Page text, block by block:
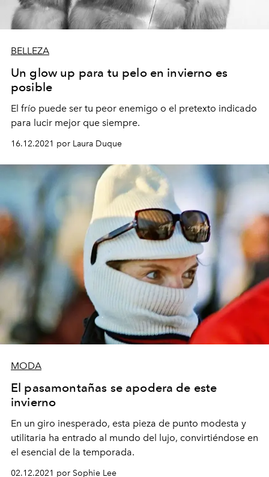
BELLEZA
Un glow up para tu pelo en invierno es
posible
El frío puede ser tu peor enemigo o el pretexto indicado
para lucir mejor que siempre.
16.12.2021 por Laura Duque
MODA
El pasamontañas se apodera de este
invierno
En un giro inesperado, esta pieza de punto modesta y
utilitaria ha entrado al mundo del lujo, convirtiéndose en
el esencial de la temporada.
02.12.2021 por Sophie Lee